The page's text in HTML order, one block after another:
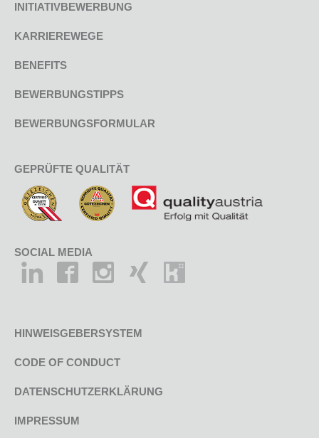
INITIATIVBEWERBUNG
KARRIEREWEGE
BENEFITS
BEWERBUNGSTIPPS
BEWERBUNGSFORMULAR
GEPRÜFTE QUALITÄT
SOCIAL MEDIA
HINWEISGEBERSYSTEM
CODE OF CONDUCT
DATENSCHUTZERKLÄRUNG
IMPRESSUM